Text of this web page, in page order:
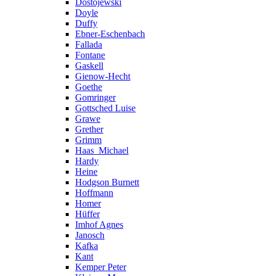
Doyle
Duffy
Ebner-Eschenbach
Fallada
Fontane
Gaskell
Gienow-Hecht
Goethe
Gomringer
Gottsched Luise
Grawe
Grether
Grimm
Haas_Michael
Hardy
Heine
Hodgson Burnett
Hoffmann
Homer
Hüffer
Imhof Agnes
Janosch
Kafka
Kant
Kemper Peter